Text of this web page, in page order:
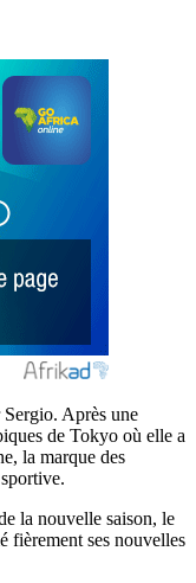
Après une
de Tokyo où elle a
la marque des
la nouvelle saison, le
ses nouvelles